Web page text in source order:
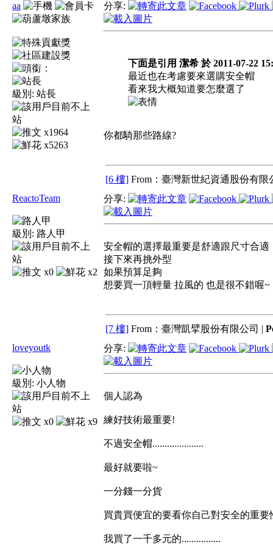
aa
級別: 站長
x1964
x5263
分享:
下面是引用 潔希 於 2011-07-22
最近也在考慮要來選購安全帽
看來我大概知道要怎麼選了
你都騎那些路線?
[6 樓] From：臺灣新世紀資通股份有限
ReactoTeam
級別: 路人甲
x0 x2
分享:
安全帽的選擇最重要是舒適跟尺寸合適
接下來再挑外型
如果預算足夠
想要買一頂輕量 拉風的 也是很不錯喔~
[7 樓] From：臺灣凱擘股份有限公司 |
loveyoutk
級別: 小人物
x0 x9
分享:
個人認為
練好技術最重要!
不過安全帽.....................
最好就要啦~
一分錢一分貨
買貴買便宜的要看你自己對安全的重要
我買了一千多元的................